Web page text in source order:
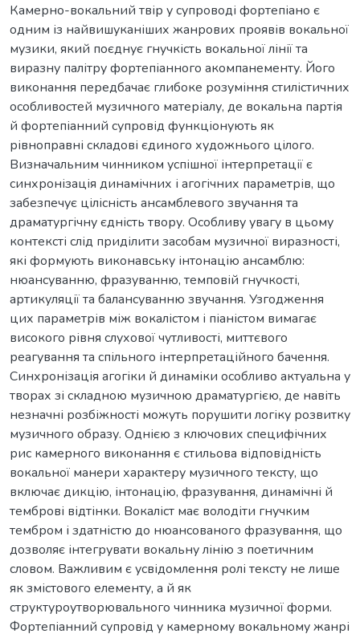
Камерно-вокальний твір у супроводі фортепіано є
одним із найвишуканіших жанрових проявів вокальної
музики, який поєднує гнучкість вокальної лінії та
виразну палітру фортепіанного акомпанементу. Його
виконання передбачає глибоке розуміння стилістичних
особливостей музичного матеріалу, де вокальна партія
й фортепіанний супровід функціонують як
рівноправні складові єдиного художнього цілого.
Визначальним чинником успішної інтерпретації є
синхронізація динамічних і агогічних параметрів, що
забезпечує цілісність ансамблевого звучання та
драматургічну єдність твору. Особливу увагу в цьому
контексті слід приділити засобам музичної виразності,
які формують виконавську інтонацію ансамблю:
нюансуванню, фразуванню, темповій гнучкості,
артикуляції та балансуванню звучання. Узгодження
цих параметрів між вокалістом і піаністом вимагає
високого рівня слухової чутливості, миттєвого
реагування та спільного інтерпретаційного бачення.
Синхронізація агогіки й динаміки особливо актуальна у
творах зі складною музичною драматургією, де навіть
незначні розбіжності можуть порушити логіку розвитку
музичного образу. Однією з ключових специфічних
рис камерного виконання є стильова відповідність
вокальної манери характеру музичного тексту, що
включає дикцію, інтонацію, фразування, динамічні й
темброві відтінки. Вокаліст має володіти гнучким
тембром і здатністю до нюансованого фразування, що
дозволяє інтегрувати вокальну лінію з поетичним
словом. Важливим є усвідомлення ролі тексту не лише
як змістового елементу, а й як
структуроутворювального чинника музичної форми.
Фортепіанний супровід у камерному вокальному жанрі